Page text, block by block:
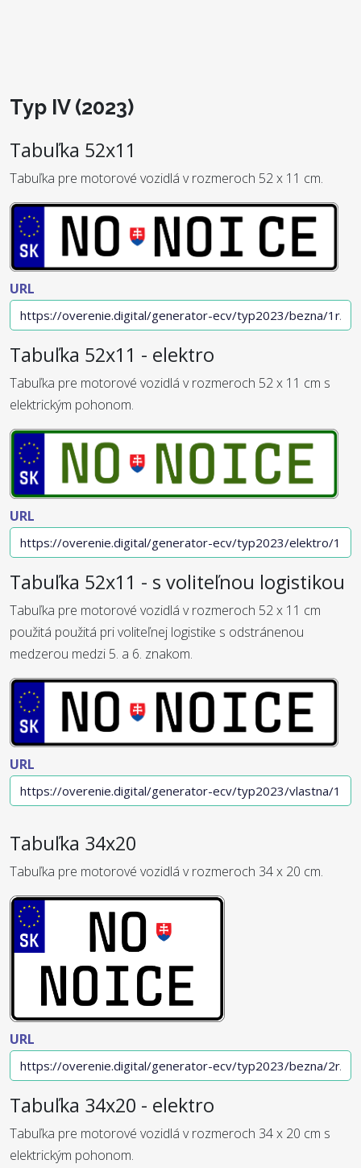
Typ IV (2023)
Tabuľka 52x11
Tabuľka pre motorové vozidlá v rozmeroch 52 x 11 cm.
URL
Tabuľka 52x11 - elektro
Tabuľka pre motorové vozidlá v rozmeroch 52 x 11 cm s
elektrickým pohonom.
URL
Tabuľka 52x11 - s voliteľnou logistikou
Tabuľka pre motorové vozidlá v rozmeroch 52 x 11 cm
použitá použitá pri voliteľnej logistike s odstránenou
medzerou medzi 5. a 6. znakom.
URL
Tabuľka 34x20
Tabuľka pre motorové vozidlá v rozmeroch 34 x 20 cm.
URL
Tabuľka 34x20 - elektro
Tabuľka pre motorové vozidlá v rozmeroch 34 x 20 cm s
elektrickým pohonom.